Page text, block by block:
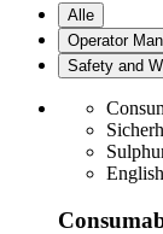
Alle
Operator
Safety and
English